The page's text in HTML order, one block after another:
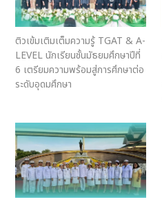
ติวเข้มเติมเต็มความรู้ TGAT & A-
LEVEL นักเรียนชั้นมัธยมศึกษาปีที่
6 เตรียมความพร้อมสู่การศึกษาต่อ
ระดับอุดมศึกษา